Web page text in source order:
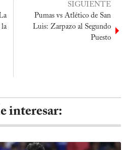
la
SIGUIENTE
Pumas vs Atlético de San
Luis: Zarpazo al Segundo
Puesto
interesar: